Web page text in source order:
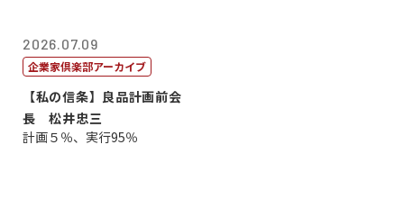
2026.07.09
企業家倶楽部アーカイブ
【私の信条】良品計画前会
長 松井忠三
計画５％、実行95％